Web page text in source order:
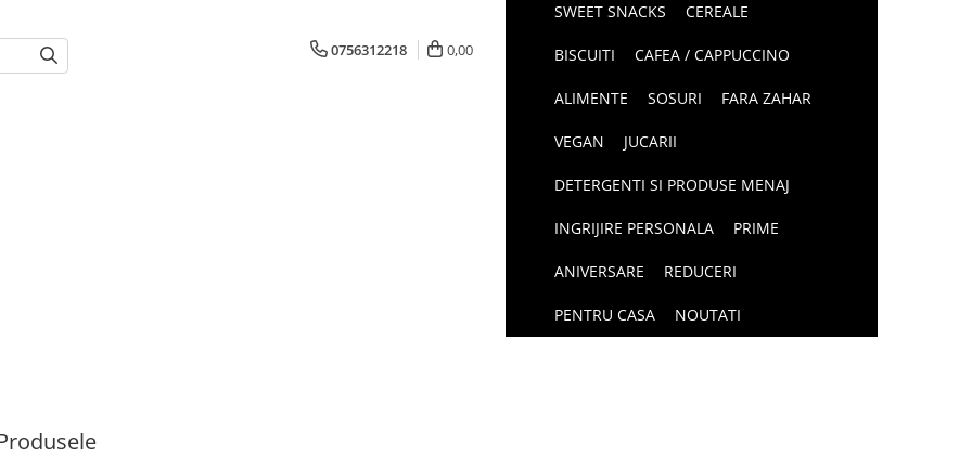
0756312218 0,00
SWEET SNACKS CEREALE
BISCUITI CAFEA / CAPPUCCINO
ALIMENTE SOSURI FARA ZAHAR
VEGAN JUCARII
DETERGENTI SI PRODUSE MENAJ
INGRIJIRE PERSONALA PRIME
ANIVERSARE REDUCERI
PENTRU CASA NOUTATI